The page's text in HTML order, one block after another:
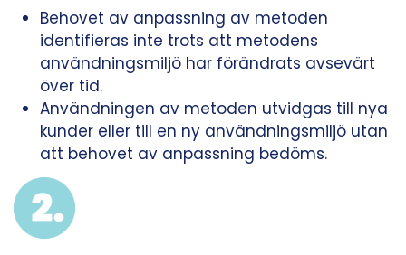
Behovet av anpassning av metoden
identifieras inte trots att metodens
användningsmiljö har förändrats avsevärt
över tid.
Användningen av metoden utvidgas till nya
kunder eller till en ny användningsmiljö utan
att behovet av anpassning bedöms.